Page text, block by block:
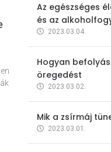
Az egészséges
és az
2023.03.04.
Hogyan
öregedést
2023.03.02.
Mik a zsírmáj
2023.03.01.